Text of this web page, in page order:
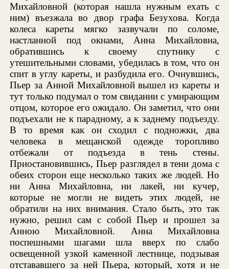
Михайловной (которая нашла нужным ехать с
ним) въезжала во двор графа Безухова. Когда
колеса кареты мягко зазвучали по соломе,
настланной под окнами, Анна Михайловна,
обратившись к своему спутнику с
утешительными словами, убедилась в том, что он
спит в углу кареты, и разбудила его. Очнувшись,
Пьер за Анной Михайловной вышел из кареты и
тут только подумал о том свидании с умирающим
отцом, которое его ожидало. Он заметил, что они
подъехали не к парадному, а к заднему подъезду.
В то время как он сходил с подножки, два
человека в мещанской одежде торопливо
отбежали от подъезда в тень стены.
Приостановившись, Пьер разглядел в тени дома с
обеих сторон еще несколько таких же людей. Но
ни Анна Михайловна, ни лакей, ни кучер,
которые не могли не видеть этих людей, не
обратили на них внимания. Стало быть, это так
нужно, решил сам с собой Пьер и прошел за
Анною Михайловной. Анна Михайловна
поспешными шагами шла вверх по слабо
освещенной узкой каменной лестнице, подзывая
отстававшего за ней Пьера, который, хотя и не